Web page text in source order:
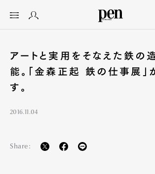
アートと実用をそなえた鉄の
能。「金森正起 鉄の仕事展」
す。
2016.11.04
Share: